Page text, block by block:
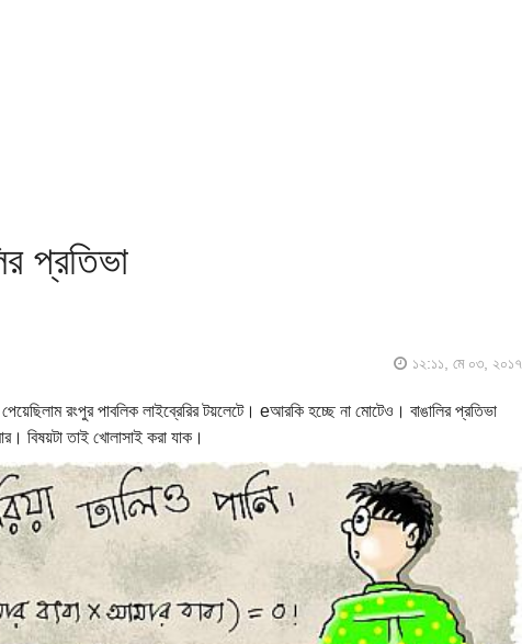
প্রতিভা
১২:১১, মে ০৩, ২০১৭
রংপুর পাবলিক লাইব্রেরির টয়লেটে। eআরকি হচ্ছে না মোটেও। বাঙালির প্রতিভা
বিষয়টা তাই খোলাসাই করা যাক।